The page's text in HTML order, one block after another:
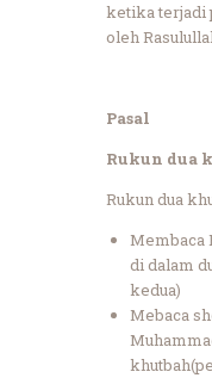
ketika terjadi
oleh
Pasal
Rukun dua
Rukun dua
Membaca
di dalam
kedua)
Mebaca